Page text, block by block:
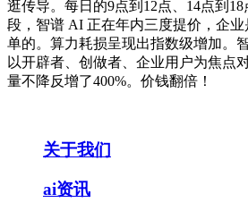
逛传导。每日的9点到12点、14点到
段，智谱 AI 正在年内三度提价，企
单的。算力耗损呈现出指数级增加。
以开辟者、创做者、企业用户为焦点
量不降反增了400%。价钱翻倍！
关于我们
ai资讯